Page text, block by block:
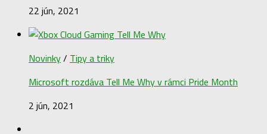
22 jún, 2021
Novinky/ Tipy a triky
Microsoft rozdáva Tell Me Why v rámci Pride Month
2 jún, 2021